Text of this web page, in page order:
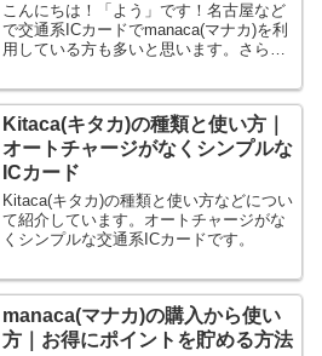
こんにちは！「よう」です！名古屋など
で交通系ICカードでmanaca(マナカ)を利
用している方も多いと思います。さらに
ている方も多いと思います。まず
manaca(マナカ)についてはこちらを参考
にし...
Kitaca(キタカ)の種類と使い方｜
オートチャージがなくシンプルな
ICカード
Kitaca(キタカ)の種類と使い方などについ
て紹介しています。オートチャージがな
くシンプルな交通系ICカードです。
manaca(マナカ)の購入から使い
方｜お得にポイントを貯める方法